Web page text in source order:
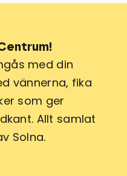
med din
vännerna, fika
som ger
Allt samlat
Solna.